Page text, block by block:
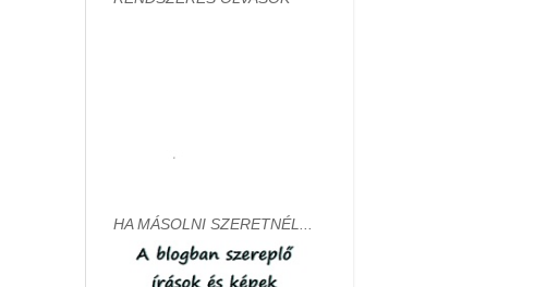
HA MÁSOLNI SZERETNÉL...